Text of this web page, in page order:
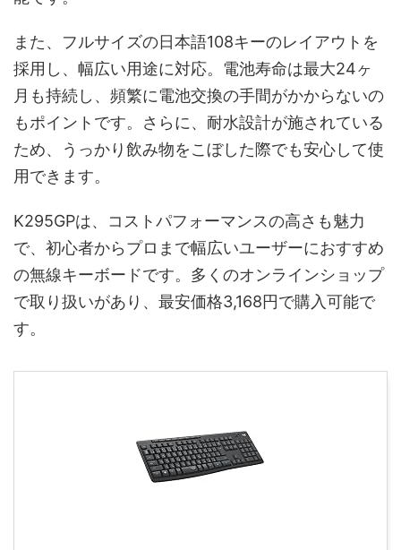
また、フルサイズの日本語108キーのレイアウトを
採用し、幅広い用途に対応。電池寿命は最大24ヶ
月も持続し、頻繁に電池交換の手間がかからないの
もポイントです。さらに、耐水設計が施されている
ため、うっかり飲み物をこぼした際でも安心して使
用できます。
K295GPは、コストパフォーマンスの高さも魅力
で、初心者からプロまで幅広いユーザーにおすすめ
の無線キーボードです。多くのオンラインショップ
で取り扱いがあり、最安価格3,168円で購入可能で
す。